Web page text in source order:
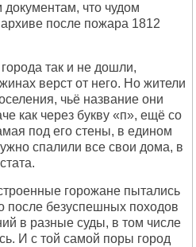
что чудом
после пожара 1812
так и не дошли,
верст от него. Но жители
чьё название они
как через букву «п», ещё со
под его стены, в едином
спалили все свои дома, в
горожане пытались
после безуспешных походов
в разные суды, в том числе
И с той самой поры город